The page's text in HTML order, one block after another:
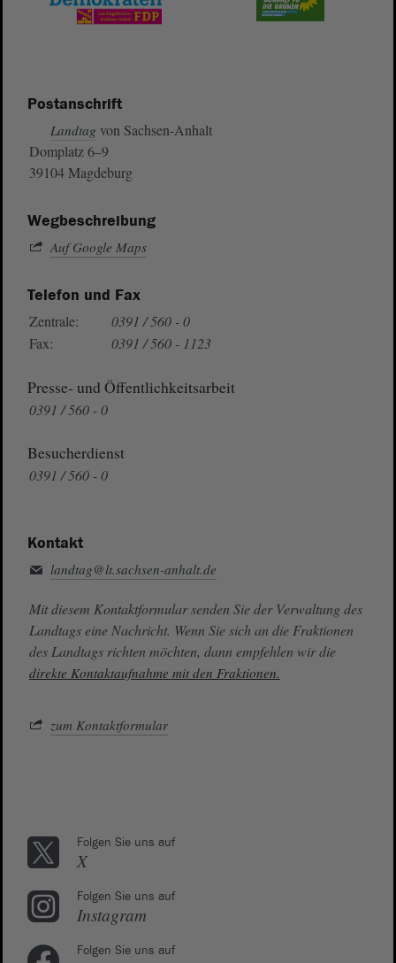
Postanschrift
Landtag von Sachsen-Anhalt
Domplatz 6–9
39104 Magdeburg
Wegbeschreibung
Auf Google Maps
Telefon und Fax
Zentrale:
0391 / 560 - 0
Fax:
0391 / 560 - 1123
Presse- und Öffentlichkeitsarbeit
0391 / 560 - 0
Besucherdienst
0391 / 560 - 0
Kontakt
landtag@lt.sachsen-anhalt.de
Mit diesem Kontaktformular senden Sie der Verwaltung des
Landtags eine Nachricht. Wenn Sie sich an die Fraktionen
des Landtags richten möchten, dann empfehlen wir die
direkte Kontaktaufnahme mit den Fraktionen.
zum Kontaktformular
Folgen Sie uns auf
X
Folgen Sie uns auf
Instagram
Folgen Sie uns auf